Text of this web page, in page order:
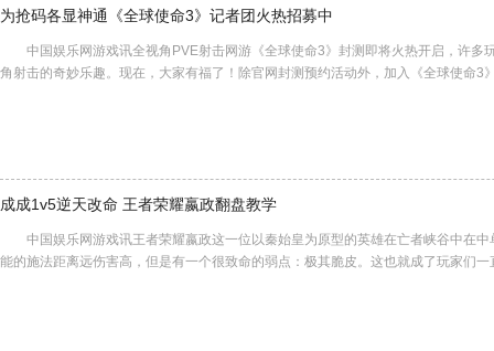
为抢码各显神通《全球使命3》记者团火热招募中
中国娱乐网游戏讯全视角PVE射击网游《全球使命3》封测即将火热开启，许多
角射击的奇妙乐趣。现在，大家有福了！除官网封测预约活动外，加入《全球使命3
成成1v5逆天改命 王者荣耀嬴政翻盘教学
中国娱乐网游戏讯王者荣耀嬴政这一位以秦始皇为原型的英雄在亡者峡谷中在中
能的施法距离远伤害高，但是有一个很致命的弱点：极其脆皮。这也就成了玩家们